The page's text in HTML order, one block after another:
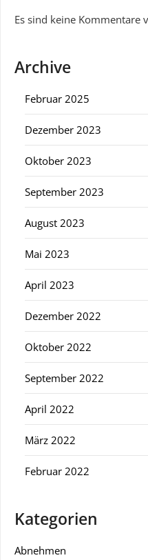
Es sind keine Kommentare
Archive
Februar 2025
Dezember 2023
Oktober 2023
September 2023
August 2023
Mai 2023
April 2023
Dezember 2022
Oktober 2022
September 2022
April 2022
März 2022
Februar 2022
Kategorien
Abnehmen